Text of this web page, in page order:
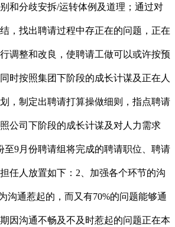
和分歧安拆/运转体例及道理；通过对
，找出聘请过程中存正在的问题，正在
调整和改良，使聘请工做可以或许按预
时按照集团下阶段的成长计谋及正在人
，制定出聘请打算操做细则，指点聘请
公司下阶段的成长计谋及对人力需求
至9月份聘请组将完成的聘请职位、聘请
任人放置如下：2、加强各个环节的沟
沟通惹起的，而又有70%的问题能够通
因沟通不畅及不及时惹起的问题正在本